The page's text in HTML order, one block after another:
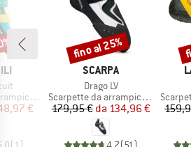
ridotto
€
MARCHIO
SCARPA
Articolo
Drago LV
Gruppo di prodotti
Scarpette da arrampicata
Prezzo
179,95 € Prezzo ridotto
da 134,96 €
Sconto
fino al 25%